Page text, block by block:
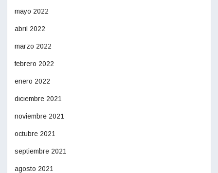
mayo 2022
abril 2022
marzo 2022
febrero 2022
enero 2022
diciembre 2021
noviembre 2021
octubre 2021
septiembre 2021
agosto 2021